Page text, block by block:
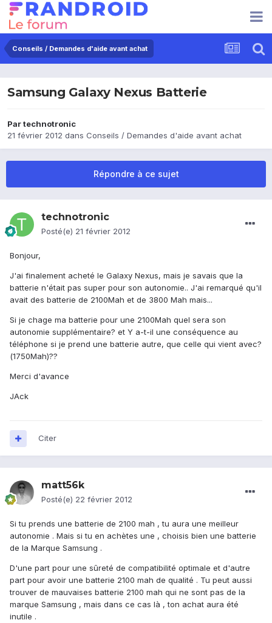
Conseils / Demandes d'aide avant achat
Samsung Galaxy Nexus Batterie
Partechnotronic
21 février 2012 dans Conseils / Demandes d'aide avant achat
Répondre à ce sujet
technotronic
Posté(e) 21 février 2012
Bonjour,
J'ai finalement acheté le Galaxy Nexus, mais je savais que la
batterie n'était pas super pour son autonomie.. J'ai remarqué qu'il
avait des batterie de 2100Mah et de 3800 Mah mais...
Si je chage ma batterie pour une 2100Mah quel sera son
autonomie supplémentaire? et Y a-t-il une conséquence au
téléphone si je prend une batterie autre, que celle qui vient avec?
(1750Mah)??
Merci d'avance
JAck
Citer
matt56k
Posté(e) 22 février 2012
Si tu prends une batterie de 2100 mah , tu aura une meilleur
autonomie . Mais si tu en achètes une , choisis bien une batterie
de la Marque Samsung .
D'une part pour une sûreté de compatibilité optimale et d'autre
part pour avoir une batterie 2100 mah de qualité . Tu peut aussi
trouver de mauvaises batterie 2100 mah qui ne sont pas de la
marque Samsung , mais dans ce cas là , ton achat aura été
inutile .